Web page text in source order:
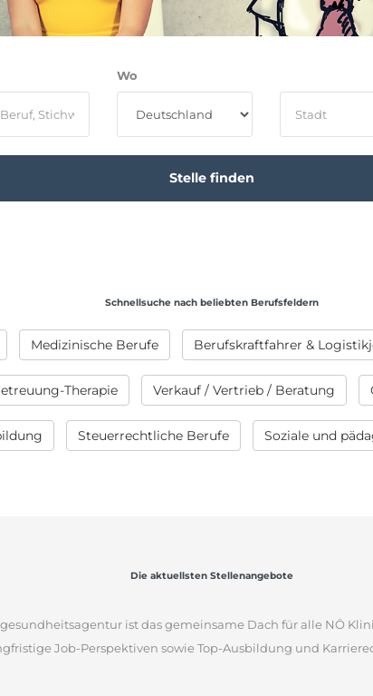
Wo
Schnellsuche nach beliebten Berufsfeldern
Medizinische Berufe Berufskraftfahrer &
Therapie Verkauf / Vertrieb / Beratung
Steuerrechtliche Berufe Soziale und
Die aktuellsten Stellenangebote
ist das gemeinsame Dach für alle NÖ
Job-Perspektiven sowie Top-Ausbildung und